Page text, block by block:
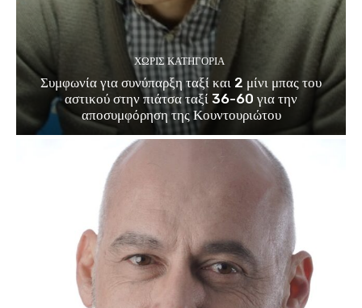
ΧΩΡΊΣ ΚΑΤΗΓΟΡΊΑ
Συμφωνία για συνύπαρξη ταξί και 2 μίνι μπας του
αστικού στην πιάτσα ταξί 36-60 για την
αποσυμφόρηση της Κουντουριώτου